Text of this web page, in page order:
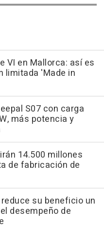
VI en Mallorca: así es
limitada 'Made in
S07 con carga
más potencia y
14.500 millones
de fabricación de
su beneficio un
desempeño de